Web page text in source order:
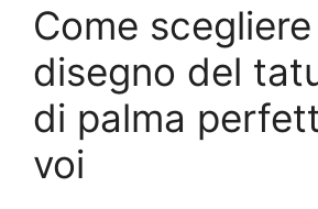
Come
disegno del
di palma
voi